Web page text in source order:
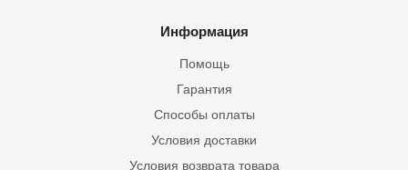
Информация
Помощь
Гарантия
Способы оплаты
Условия доставки
Условия возврата товара